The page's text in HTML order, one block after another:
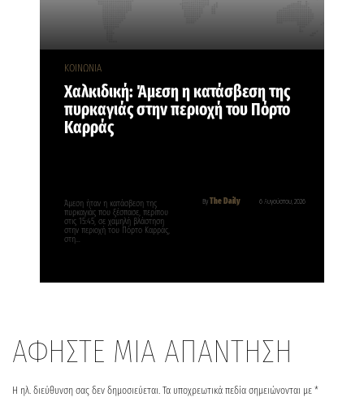
ΚΟΙΝΩΝΙΑ
Χαλκιδική: Άμεση η κατάσβεση της
πυρκαγιάς στην περιοχή του Πόρτο
Καρράς
By The Daily 6 Αυγούστου, 2026
Άμεση ήταν η κατάσβεση της
πυρκαγιάς που ξέσπασε, περίπου
στις 15:45, σε χαμηλή βλάστηση
στην περιοχή του Πόρτο Καρράς,
στη…
ΑΦΗΣΤΕ ΜΙΑ ΑΠΑΝΤΗΣΗ
Η ηλ. διεύθυνση σας δεν δημοσιεύεται. Τα υποχρεωτικά πεδία σημειώνονται με *